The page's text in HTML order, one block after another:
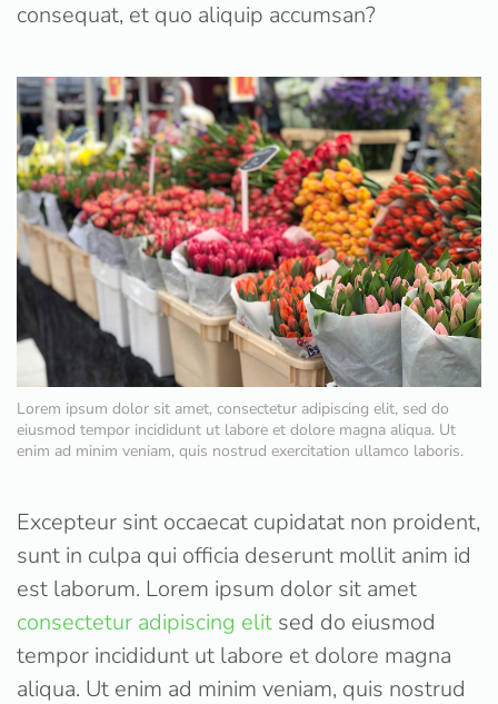
consequat, et quo aliquip accumsan?
Lorem ipsum dolor sit amet, consectetur adipiscing elit, sed do
eiusmod tempor incididunt ut labore et dolore magna aliqua. Ut
enim ad minim veniam, quis nostrud exercitation ullamco laboris.
Excepteur sint occaecat cupidatat non proident,
sunt in culpa qui officia deserunt mollit anim id
est laborum. Lorem ipsum dolor sit amet
consectetur adipiscing elit sed do eiusmod
tempor incididunt ut labore et dolore magna
aliqua. Ut enim ad minim veniam, quis nostrud